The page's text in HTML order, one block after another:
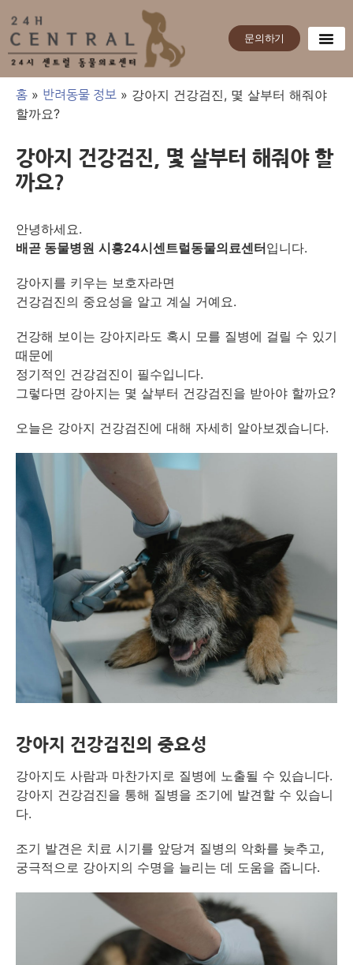
문의하기
홈 » 반려동물 정보 » 강아지 건강검진, 몇 살부터 해줘야
할까요?
강아지 건강검진, 몇 살부터 해줘야 할
까요?
안녕하세요.
배곧 동물병원 시흥24시센트럴동물의료센터입니다.
강아지를 키우는 보호자라면
건강검진의 중요성을 알고 계실 거예요.
건강해 보이는 강아지라도 혹시 모를 질병에 걸릴 수 있기
때문에
정기적인 건강검진이 필수입니다.
그렇다면 강아지는 몇 살부터 건강검진을 받아야 할까요?
오늘은 강아지 건강검진에 대해 자세히 알아보겠습니다.
강아지 건강검진의 중요성
강아지도 사람과 마찬가지로 질병에 노출될 수 있습니다.
강아지 건강검진을 통해 질병을 조기에 발견할 수 있습니
다.
조기 발견은 치료 시기를 앞당겨 질병의 악화를 늦추고,
궁극적으로 강아지의 수명을 늘리는 데 도움을 줍니다.